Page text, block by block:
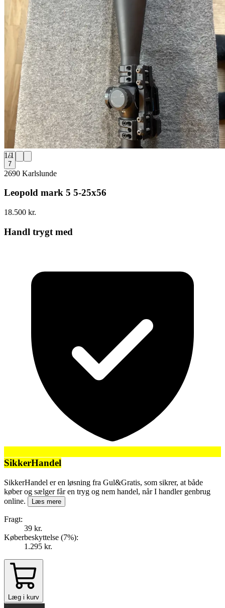
1/1
7
2690 Karlslunde
Leopold mark 5 5-25x56
18.500 kr.
Handl trygt med
SikkerHandel
SikkerHandel er en løsning fra Gul&Gratis, som sikrer, at både
køber og sælger får en tryg og nem handel, når I handler genbrug
online.
Læs mere
Fragt:
39 kr.
Køberbeskyttelse (7%):
1.295 kr.
Læg i kurv